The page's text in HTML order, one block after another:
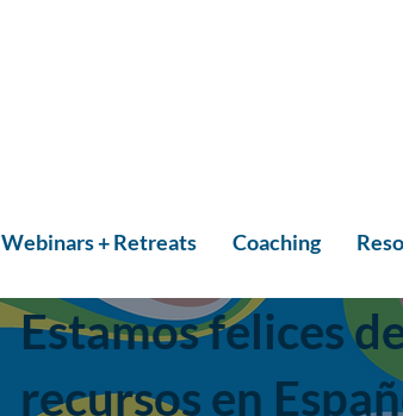
Webinars + Retreats Coaching
Estamos felices
recursos en